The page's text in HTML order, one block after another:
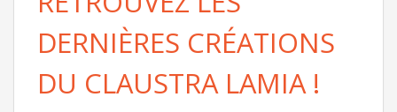
DERNIÈRES CRÉATIONS
DU CLAUSTRA LAMIA !